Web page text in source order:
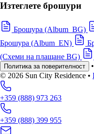
Изтеглете брошури
Брошура (Album_BG)
Брошура (Album_EN)
(Схеми на плащане BG)
Политика за поверителност •
© 2026 Sun City Residence •
+359 (888) 973 263
+359 (888) 399 955